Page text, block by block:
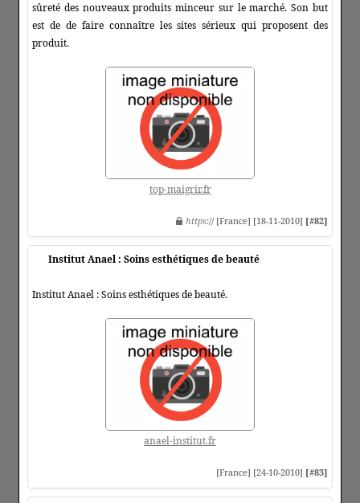
sûreté des nouveaux produits minceur sur le marché. Son but
est de de faire connaître les sites sérieux qui proposent des
produit.
top-maigrir.fr
https:// [France] [18-11-2010] [#82]
Institut Anael : Soins esthétiques de beauté
Institut Anael : Soins esthétiques de beauté.
anael-institut.fr
[France] [24-10-2010] [#83]